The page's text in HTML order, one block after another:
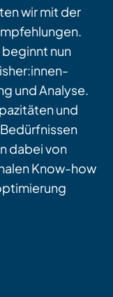
wir mit der
nun
und Analyse.
und
dabei von
Know-how